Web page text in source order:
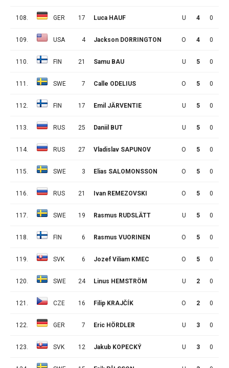
108. GER 17 Luca HAUF U 4 0
109. USA 4 Jackson DORRINGTON O 4 0
110. FIN 21 Samu BAU U 5 0
111. SWE 7 Calle ODELIUS O 5 0
112. FIN 17 Emil JÄRVENTIE U 5 0
113. RUS 25 Daniil BUT U 5 0
114. RUS 27 Vladislav SAPUNOV O 5 0
115. SWE 3 Elias SALOMONSSON O 5 0
116. RUS 21 Ivan REMEZOVSKI O 5 0
117. SWE 19 Rasmus RUDSLÄTT U 5 0
118. FIN 6 Rasmus VUORINEN O 5 0
119. SVK 6 Jozef Viliam KMEC O 5 0
120. SWE 24 Linus HEMSTRÖM U 2 0
121. CZE 16 Filip KRAJČÍK O 2 0
122. GER 7 Eric HÖRDLER U 3 0
123. SVK 12 Jakub KOPECKÝ U 3 0